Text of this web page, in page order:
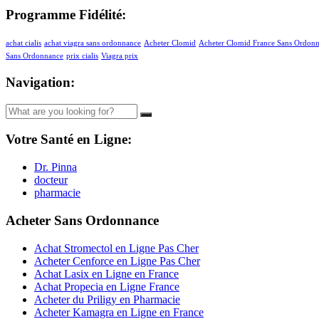
Programme Fidélité:
achat cialis achat viagra sans ordonnance Acheter Clomid Acheter Clomid France Sans
Sans Ordonnance prix cialis Viagra prix
Navigation:
Votre Santé en Ligne:
Dr. Pinna
docteur
pharmacie
Acheter Sans Ordonnance
Achat Stromectol en Ligne Pas Cher
Acheter Cenforce en Ligne Pas Cher
Achat Lasix en Ligne en France
Achat Propecia en Ligne France
Acheter du Priligy en Pharmacie
Acheter Kamagra en Ligne en France